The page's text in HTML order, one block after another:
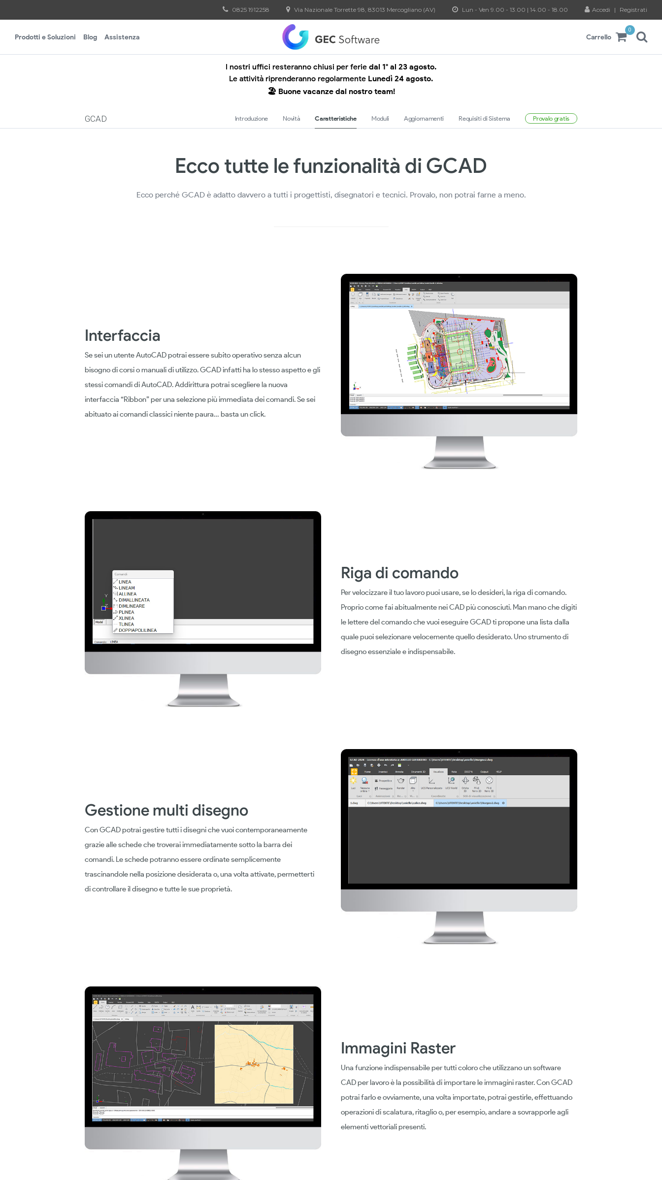
0825 1912258 Via Nazionale Torrette 98, 83013 Mercogliano (AV) Lun - Ven 9.00 - 13.00 | 14.00 - 18.00 Accedi | Registrati
Prodotti e Soluzioni Blog Assistenza Carrello
0
I nostri uffici resteranno chiusi per ferie dal 1° al 23 agosto.
Le attività riprenderanno regolarmente Lunedì 24 agosto.
🏖️ Buone vacanze dal nostro team!
GCAD Introduzione Novità Caratteristiche Moduli Aggiornamenti Requisiti di Sistema Provalo gratis
Ecco tutte le funzionalità di GCAD
Ecco perché GCAD è adatto davvero a tutti i progettisti, disegnatori e tecnici. Provalo, non potrai farne a meno.
Interfaccia
Se sei un utente AutoCAD potrai essere subito operativo senza alcun
bisogno di corsi o manuali di utilizzo. GCAD infatti ha lo stesso aspetto e gli
stessi comandi di AutoCAD. Addirittura potrai scegliere la nuova
interfaccia “Ribbon” per una selezione più immediata dei comandi. Se sei
abituato ai comandi classici niente paura… basta un click.
Riga di comando
Per velocizzare il tuo lavoro puoi usare, se lo desideri, la riga di comando.
Proprio come fai abitualmente nei CAD più conosciuti. Man mano che digiti
le lettere del comando che vuoi eseguire GCAD ti propone una lista dalla
quale puoi selezionare velocemente quello desiderato. Uno strumento di
disegno essenziale e indispensabile.
Gestione multi disegno
Con GCAD potrai gestire tutti i disegni che vuoi contemporaneamente
grazie alle schede che troverai immediatamente sotto la barra dei
comandi. Le schede potranno essere ordinate semplicemente
trascinandole nella posizione desiderata o, una volta attivate, permetterti
di controllare il disegno e tutte le sue proprietà.
Immagini Raster
Una funzione indispensabile per tutti coloro che utilizzano un software
CAD per lavoro è la possibilità di importare le immagini raster. Con GCAD
potrai farlo e ovviamente, una volta importate, potrai gestirle, effettuando
operazioni di scalatura, ritaglio o, per esempio, andare a sovrapporle agli
elementi vettoriali presenti.